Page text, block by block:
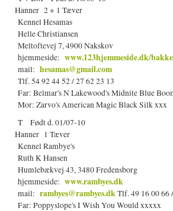
Hanner 2 + 1 Tæver
Kennel Hesamas
Helle Christiansen
Meltoftevej 7, 4900 Nakskov
hjemmeside: www.123hjemmeside.dk/
mail: hesamas@gmail.com
Tlf. 54 92 44 52 / 27 62 23 13
Far: Belmar's N Lakewood's Midnite Blue
Mor: Zarvo's American Magic Black Silk xxx
T Født d. 01/07-10
Hanner 1 Tæver
Kennel Rambye's
Ruth K Hansen
Humlebækvej 43, 3480 Fredensborg
hjemmeside: www.rambyes.dk
mail: rambyes@rambyes.dkTlf. 49 16 00 66
Far: Poppyslope's I Wish You Would xxxxx